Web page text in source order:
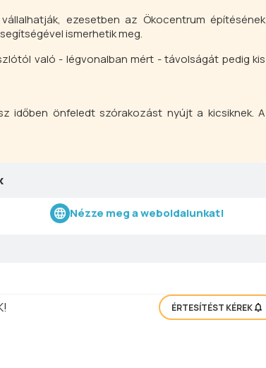
ezesetben az Ökocentrum építésének
ismerhetik meg.
való - légvonalban mért - távolságát pedig kis
időben önfeledt szórakozást nyújt a kicsiknek. A
Nézze meg a weboldalunkat!
ÉRTESÍTÉST KÉREK